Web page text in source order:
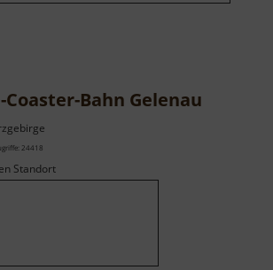
Bahn Gelenau
24418
Standort